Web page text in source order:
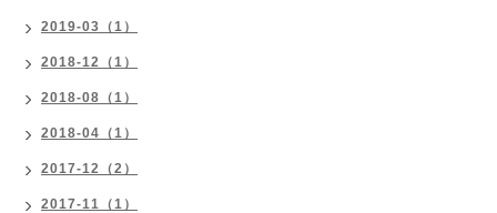
2019-03（1）
2018-12（1）
2018-08（1）
2018-04（1）
2017-12（2）
2017-11（1）